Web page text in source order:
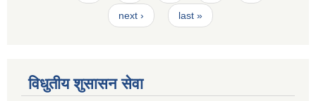
next › last »
विधुतीय शुसासन सेवा